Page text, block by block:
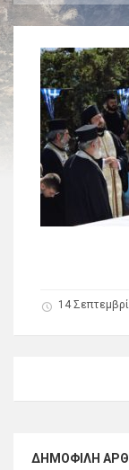
14
ΔΗΜΟΦΙΛΉ